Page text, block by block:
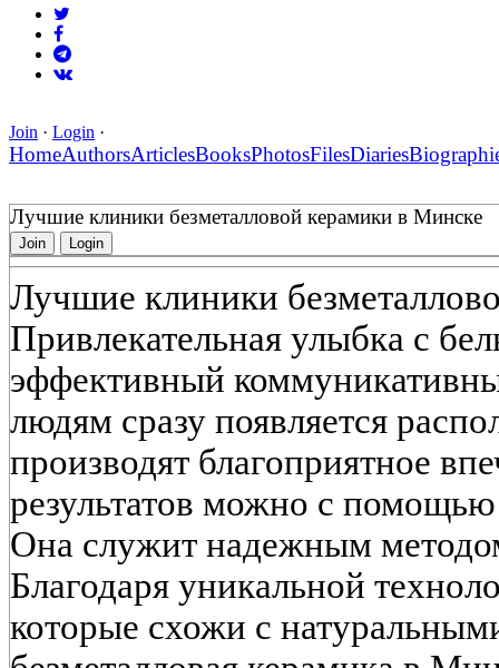
Join · Login ·
HomeAuthorsArticlesBooksPhotosFilesDiaries
Лучшие клиники безметалловой керамики в Минске
Join Login
Лучшие клиники
Привлекательная улыбка с
эффективный
людям сразу появляется
производят благоприятное
результатов можно с
Она служит надежным
Благодаря уникальной
которые схожи с